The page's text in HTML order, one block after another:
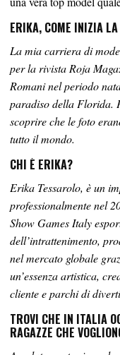
ERIKA, COME INIZIA
La mia carriera di
per la rivista Roja
Romani nel periodo
paradiso della Florida.
scoprire che le foto
tutto il mondo.
CHI È ERIKA?
Erika Tessarolo, è un
professionalmente nel
Show Games Italy
dell’intrattenimento,
nel mercato globale
un’essenza artistica,
cliente e parchi di
TROVI CHE IN ITALIA
RAGAZZE CHE